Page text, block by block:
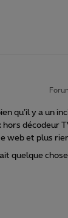
qu’il y a un
décodeur
web et plus
quelque